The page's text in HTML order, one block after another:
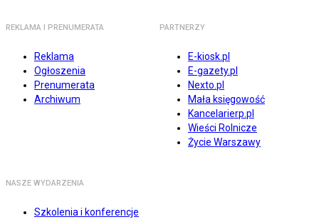
REKLAMA I PRENUMERATA
Reklama
Ogłoszenia
Prenumerata
Archiwum
PARTNERZY
E-kiosk.pl
E-gazety.pl
Nexto.pl
Mała księgowość
Kancelarierp.pl
Wieści Rolnicze
Życie Warszawy
NASZE WYDARZENIA
Szkolenia i konferencje